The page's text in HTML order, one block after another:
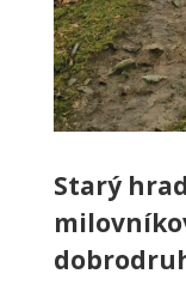
Starý